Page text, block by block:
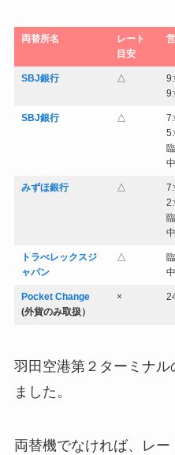
両替所名
レート
目安
SBJ銀行 △
SBJ銀行 △
中
みずほ銀行 △
中
トラべレックスジ
ャパン
△
中
Pocket Change
(外貨のみ取扱）
×
羽田空港第２ターミナ
ました。
両替機でなければ、レ